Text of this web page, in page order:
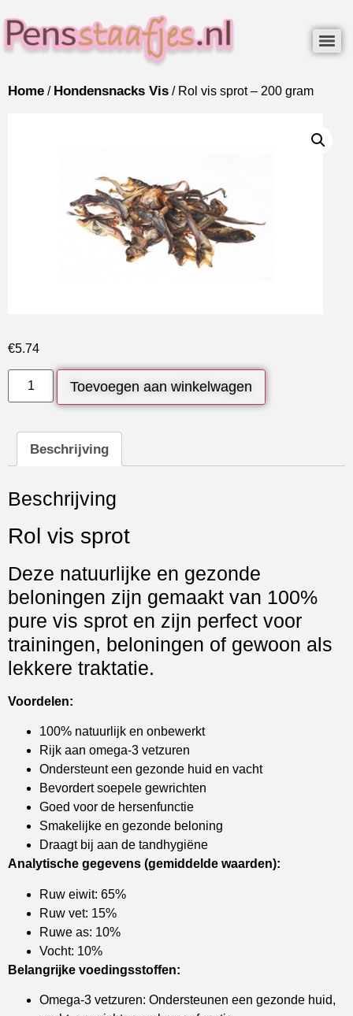
Home / Hondensnacks Vis / Rol vis sprot – 200 gram
€5.74
Toevoegen aan winkelwagen
Beschrijving
Beschrijving
Rol vis sprot
Deze natuurlijke en gezonde
beloningen zijn gemaakt van 100%
pure vis sprot en zijn perfect voor
trainingen, beloningen of gewoon als
lekkere traktatie.
Voordelen:
100% natuurlijk en onbewerkt
Rijk aan omega-3 vetzuren
Ondersteunt een gezonde huid en vacht
Bevordert soepele gewrichten
Goed voor de hersenfunctie
Smakelijke en gezonde beloning
Draagt bij aan de tandhygiëne
Analytische gegevens (gemiddelde waarden):
Ruw eiwit: 65%
Ruw vet: 15%
Ruwe as: 10%
Vocht: 10%
Belangrijke voedingsstoffen:
Omega-3 vetzuren: Ondersteunen een gezonde huid,